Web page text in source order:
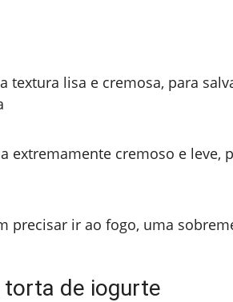
textura lisa e cremosa, para
extremamente cremoso e leve,
precisar ir ao fogo, uma
torta de iogurte